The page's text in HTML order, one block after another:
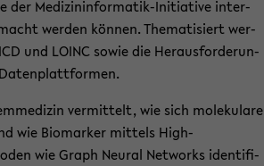
der Medizininformatik-​Initiative in­ter­
wer­den kön­nen. The­ma­ti­siert wer­
und LOINC sowie die Her­aus­for­de­run­
ver­mit­telt, wie sich mo­le­ku­la­re
wie Bio­mar­ker mit­tels High-​
wie Graph Neural Net­works iden­ti­fi­